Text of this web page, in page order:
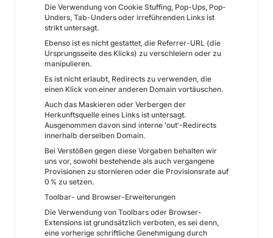
Die Verwendung von Cookie Stuffing, Pop-Ups, Pop-
Unders, Tab-Unders oder irreführenden Links ist
strikt untersagt.
Ebenso ist es nicht gestattet, die Referrer-URL (die
Ursprungsseite des Klicks) zu verschleiern oder zu
manipulieren.
Es ist nicht erlaubt, Redirects zu verwenden, die
einen Klick von einer anderen Domain vortäuschen.
Auch das Maskieren oder Verbergen der
Herkunftsquelle eines Links ist untersagt.
Ausgenommen davon sind interne 'out'-Redirects
innerhalb derselben Domain.
Bei Verstößen gegen diese Vorgaben behalten wir
uns vor, sowohl bestehende als auch vergangene
Provisionen zu stornieren oder die Provisionsrate auf
0 % zu setzen.
Toolbar- und Browser-Erweiterungen
Die Verwendung von Toolbars oder Browser-
Extensions ist grundsätzlich verboten, es sei denn,
eine vorherige schriftliche Genehmigung durch